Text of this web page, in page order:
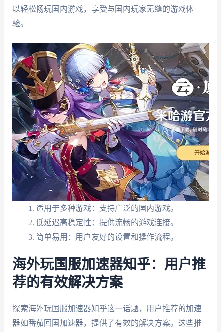
以轻松畅玩国内游戏，享受与国内玩家无缝的游戏体
验。
适用于多种游戏：支持广泛的国内游戏。
低延迟高稳定性：提供流畅的游戏连接。
简单易用：用户友好的设置和操作流程。
海外玩国服加速器知乎：用户推
荐的有效解决方案
探索海外玩国服加速器知乎这一话题，用户推荐的加速
器如番茄回国加速器，提供了有效的解决方案。这些推